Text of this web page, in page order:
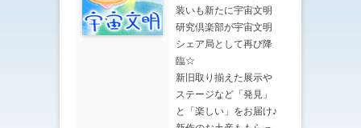
装いも新たに宇宙文明
研究倶楽部が宇宙文明
シェア局として再び降
臨☆
新旧取り揃えた展示や
ステージなど「発見」
と「楽しい」をお届け♪